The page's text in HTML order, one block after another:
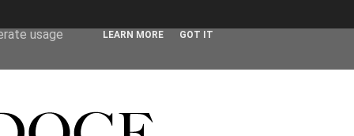
usage
LEARN MORE GOT IT